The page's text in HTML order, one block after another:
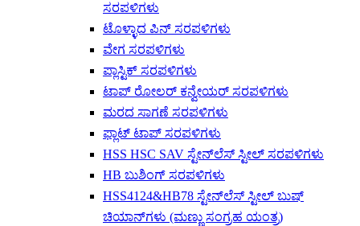
ಸರಪಳಿಗಳು
ಟೊಳ್ಳಾದ ಪಿನ್ ಸರಪಳಿಗಳು
ವೇಗ ಸರಪಳಿಗಳು
ಪ್ಲಾಸ್ಟಿಕ್ ಸರಪಳಿಗಳು
ಟಾಪ್ ರೋಲರ್ ಕನ್ವೇಯರ್ ಸರಪಳಿಗಳು
ಮರದ ಸಾಗಣೆ ಸರಪಳಿಗಳು
ಫ್ಲಾಟ್ ಟಾಪ್ ಸರಪಳಿಗಳು
HSS HSC SAV ಸ್ಟೇನ್‌ಲೆಸ್ ಸ್ಟೀಲ್ ಸರಪಳಿಗಳು
HB ಬುಶಿಂಗ್ ಸರಪಳಿಗಳು
HSS4124&HB78 ಸ್ಟೇನ್‌ಲೆಸ್ ಸ್ಟೀಲ್ ಬುಷ್
ಚಿಯಾನ್‌ಗಳು (ಮಣ್ಣು ಸಂಗ್ರಹ ಯಂತ್ರ)